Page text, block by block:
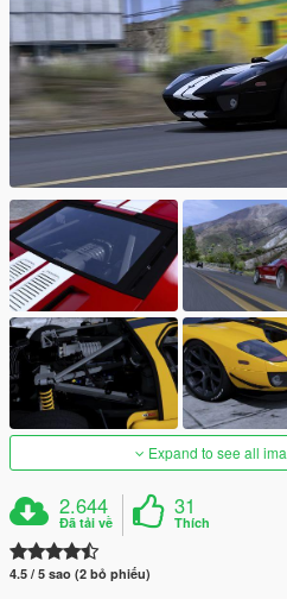
Expand to see all
2.644
Đã tải về
31
Thích
4.5 / 5 sao (2 bỏ phiếu)